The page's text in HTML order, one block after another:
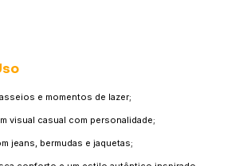
e momentos de lazer;
visual casual com personalidade;
jeans, bermudas e jaquetas;